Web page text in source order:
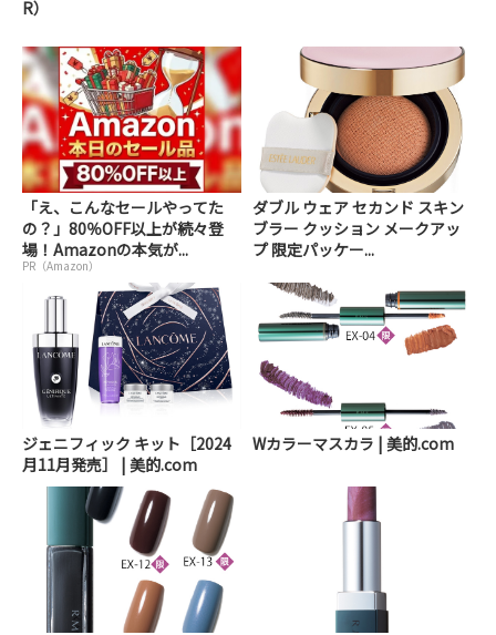
R）
「え、こんなセールやってた
の？」80％OFF以上が続々登
場！Amazonの本気が...
PR（Amazon）
ダブル ウェア セカンド スキン
ブラー クッション メークアッ
プ 限定パッケー...
ジェニフィック キット［2024
月11月発売］ | 美的.com
Wカラーマスカラ | 美的.com